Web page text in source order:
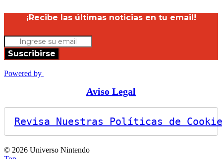
¡Recibe las últimas noticias en tu email!
Suscribirse
Powered by
Aviso Legal
Revisa Nuestras Políticas de
© 2026 Universo Nintendo